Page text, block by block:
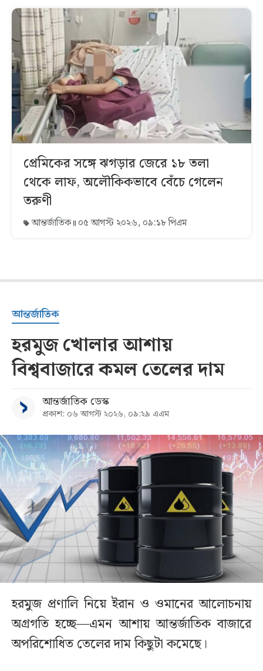
প্রেমিকের সঙ্গে ঝগড়ার জেরে ১৮ তলা
থেকে লাফ, অলৌকিকভাবে বেঁচে গেলেন
তরুণী
আন্তর্জাতিক ০৫ আগস্ট ২০২৬, ০৯:১৮ পিএম
আন্তর্জাতিক
হরমুজ খোলার আশায়
বিশ্ববাজারে কমল তেলের দাম
আন্তর্জাতিক ডেস্ক
প্রকাশ: ০৬ আগস্ট ২০২৬, ০৯:২৯ এএম
হরমুজ প্রণালি নিয়ে ইরান ও ওমানের আলোচনায়
অগ্রগতি হচ্ছে—এমন আশায় আন্তর্জাতিক বাজারে
অপরিশোধিত তেলের দাম কিছুটা কমেছে।